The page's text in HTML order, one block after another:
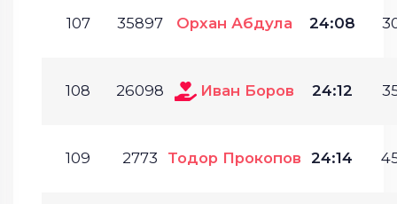
107 35897 Орхан Абдула 24:08
108 26098 Иван Боров 24:12
109 2773 Тодор Прокопов 24:14